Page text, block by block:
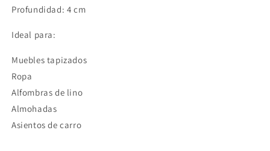
Profundidad: 4 cm
Ideal para:
Muebles tapizados
Ropa
Alfombras de lino
Almohadas
Asientos de carro